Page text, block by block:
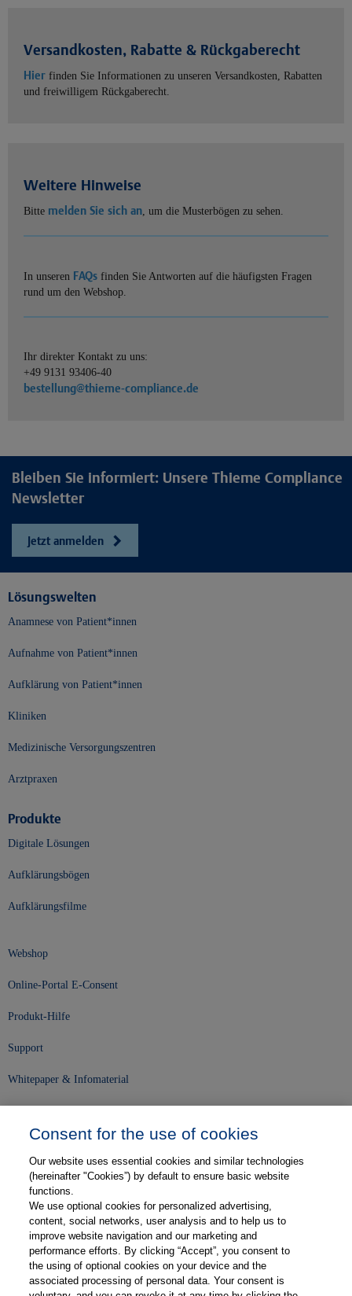
Versandkosten, Rabatte & Rückgaberecht
Hier finden Sie Informationen zu unseren Versandkosten, Rabatten
und freiwilligem Rückgaberecht.
Weitere Hinweise
Bitte melden Sie sich an, um die Musterbögen zu sehen.
In unseren FAQs finden Sie Antworten auf die häufigsten Fragen
rund um den Webshop.
Ihr direkter Kontakt zu uns:
+49 9131 93406-40
bestellung@thieme-compliance.de
Bleiben Sie informiert: Unsere Thieme Compliance
Newsletter
Jetzt anmelden
Lösungswelten
Anamnese von Patient*innen
Aufnahme von Patient*innen
Aufklärung von Patient*innen
Kliniken
Medizinische Versorgungszentren
Arztpraxen
Produkte
Digitale Lösungen
Aufklärungsbögen
Aufklärungsfilme
Webshop
Online-Portal E-Consent
Produkt-Hilfe
Support
Whitepaper & Infomaterial
Karriere
Kontakt
Web-Semniare
Anwenderberichte
Consent for the use of cookies
Our website uses essential cookies and similar technologies
(hereinafter "Cookies”) by default to ensure basic website
functions.
We use optional cookies for personalized advertising,
content, social networks, user analysis and to help us to
improve website navigation and our marketing and
performance efforts. By clicking “Accept”, you consent to
the using of optional cookies on your device and the
associated processing of personal data. Your consent is